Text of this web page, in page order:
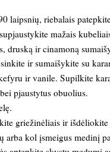
laipsnių, riebalais
mažais
druską ir cinamoną
ir sumaišykite su
ir vanile. Supilkite
pjaustytus obuolius.
griežinėliais ir išdėliokite
arba kol įsmeigus medinį